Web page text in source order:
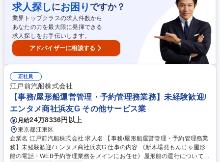
に携わって頂きます。 ■チャータリング業務 ■船舶運賃市場での調査、分
析、折衝 ■LPG船の運航管理 ■LPGの輸入やトレーディング目的の売買 ※
将来的に海外拠点（シンガポール、ロンドン）での勤務の可能性もあり 募
集職種 東京【LPGの海外取引及び用売船】外航タンカー/ガス船の用船・
運航業務経験◎
求人探しにお困り ですか？
業界トップクラスの求人件数から
あなたの力を最大限に発揮できる
求人探しをお手伝いします。
アドバイザーに相談する
正社員
江戸前汽船株式会社
【事務/屋形船運営管理・予約管理務業務】未経験歓迎/
エンタメ商社浜友G その他サービス業
月給24万8336円以上
東京都江東区
企業名 江戸前汽船株式会社 求人名 【事務/屋形船運営管理・予約管理務業
務】未経験歓迎/エンタメ商社浜友G 仕事の内容 《新木場発もんじゃ屋形
船の電話・WEB予約管理業務をメインにお任せ》屋形船の運行について船